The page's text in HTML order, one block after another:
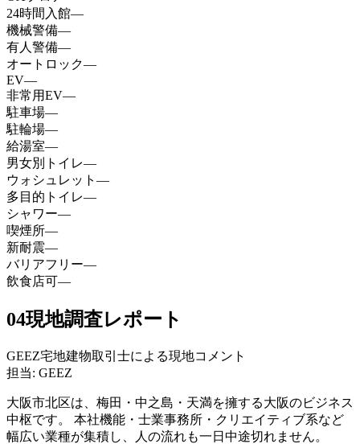
24時間入館—
機械警備—
有人警備—
オートロック—
EV—
非常用EV—
駐車場—
駐輪場—
給湯室—
男女別トイレ—
ウォシュレット —
多目的トイレ—
シャワー—
喫煙所—
新耐震—
バリアフリー—
飲食店可—
04現地調査レポート
GEEZ宅地建物取引士による現地コメント
担当: GEEZ
大阪市北区は、梅田・中之島・天満を擁する大阪のビジネス
中枢です。 本社機能・士業事務所・クリエイティブ系など
幅広い業種が集積し、人の流れも一日中途切れません。